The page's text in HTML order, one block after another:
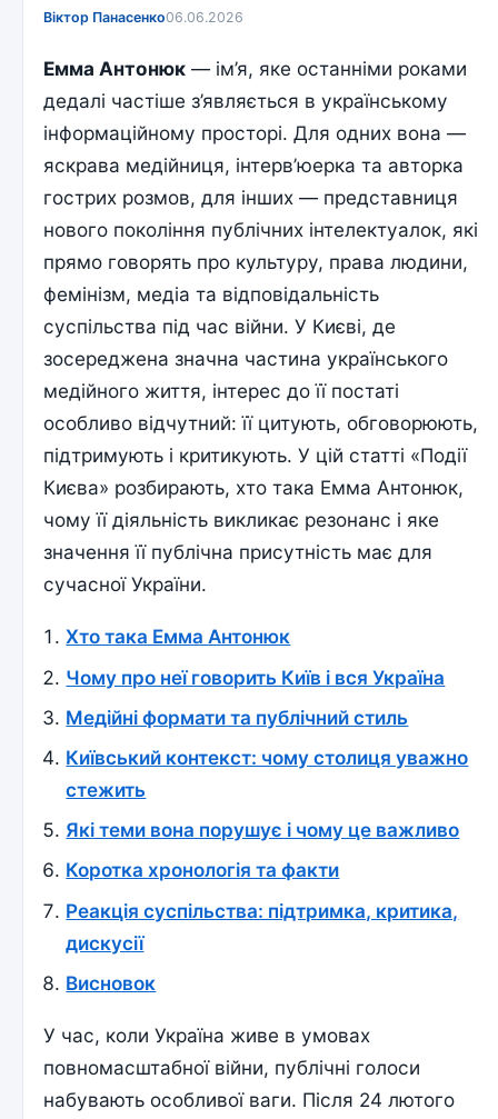
Віктор Панасенко06.06.2026
Емма Антонюк — ім’я, яке останніми роками
дедалі частіше з’являється в українському
інформаційному просторі. Для одних вона —
яскрава медійниця, інтерв’юерка та авторка
гострих розмов, для інших — представниця
нового покоління публічних інтелектуалок, які
прямо говорять про культуру, права людини,
фемінізм, медіа та відповідальність
суспільства під час війни. У Києві, де
зосереджена значна частина українського
медійного життя, інтерес до її постаті
особливо відчутний: її цитують, обговорюють,
підтримують і критикують. У цій статті «Події
Києва» розбирають, хто така Емма Антонюк,
чому її діяльність викликає резонанс і яке
значення її публічна присутність має для
сучасної України.
Хто така Емма Антонюк
Чому про неї говорить Київ і вся Україна
Медійні формати та публічний стиль
Київський контекст: чому столиця уважно
стежить
Які теми вона порушує і чому це важливо
Коротка хронологія та факти
Реакція суспільства: підтримка, критика,
дискусії
Висновок
У час, коли Україна живе в умовах
повномасштабної війни, публічні голоси
набувають особливої ваги. Після 24 лютого